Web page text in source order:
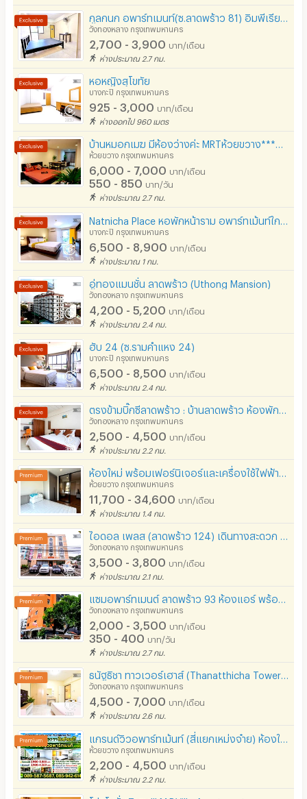
วังทองหลาง กรุงเทพมหานคร
2,700 - 3,900 บาท/เดือน
ห่างประมาณ 2.7 กม.
หอหญิงสุโขทัย
บางกะปิ กรุงเทพมหานคร
925 - 3,000 บาท/เดือน
ห่างออกไป 960 เมตร
ห้วยขวาง กรุงเทพมหานคร
6,000 - 7,000 บาท/เดือน
550 - 850 บาท/วัน
ห่างประมาณ 2.7 กม.
บางกะปิ กรุงเทพมหานคร
6,500 - 8,900 บาท/เดือน
ห่างประมาณ 1 กม.
อู่ทองแมนชั่น ลาดพร้าว (Uthong Mansion)
วังทองหลาง กรุงเทพมหานคร
4,200 - 5,200 บาท/เดือน
ห่างประมาณ 2.4 กม.
ฮับ 24 (ซ.รามคำแหง 24)
บางกะปิ กรุงเทพมหานคร
6,500 - 8,500 บาท/เดือน
ห่างประมาณ 2.4 กม.
วังทองหลาง กรุงเทพมหานคร
2,500 - 4,500 บาท/เดือน
ห่างประมาณ 2.2 กม.
ห้วยขวาง กรุงเทพมหานคร
11,700 - 34,600 บาท/เดือน
ห่างประมาณ 1.4 กม.
วังทองหลาง กรุงเทพมหานคร
3,500 - 3,800 บาท/เดือน
ห่างประมาณ 2.1 กม.
วังทองหลาง กรุงเทพมหานคร
2,000 - 3,500 บาท/เดือน
350 - 400 บาท/วัน
ห่างประมาณ 2.7 กม.
วังทองหลาง กรุงเทพมหานคร
4,500 - 7,000 บาท/เดือน
ห่างประมาณ 2.6 กม.
ห้วยขวาง กรุงเทพมหานคร
2,200 - 4,500 บาท/เดือน
ห่างประมาณ 2.2 กม.